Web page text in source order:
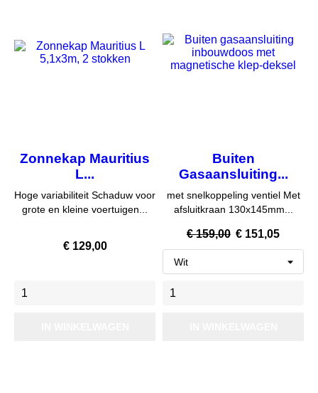
Zonnekap Mauritius
L...
Hoge variabiliteit Schaduw voor
grote en kleine voertuigen...
Prijs
€ 129,00
Buiten
Gasaansluiting...
met snelkoppeling ventiel Met
afsluitkraan 130x145mm...
Normale
€ 159,00 Prijs
€ 151,05